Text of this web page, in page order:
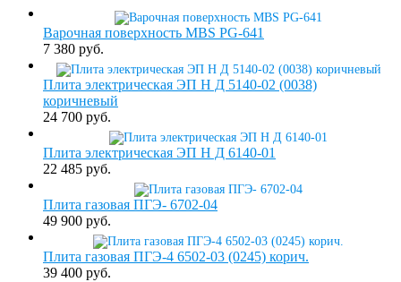
Варочная поверхность MBS PG-641
7 380 руб.
Плита электрическая ЭП Н Д 5140-02 (0038)
коричневый
24 700 руб.
Плита электрическая ЭП Н Д 6140-01
22 485 руб.
Плита газовая ПГЭ- 6702-04
49 900 руб.
Плита газовая ПГЭ-4 6502-03 (0245) корич.
39 400 руб.